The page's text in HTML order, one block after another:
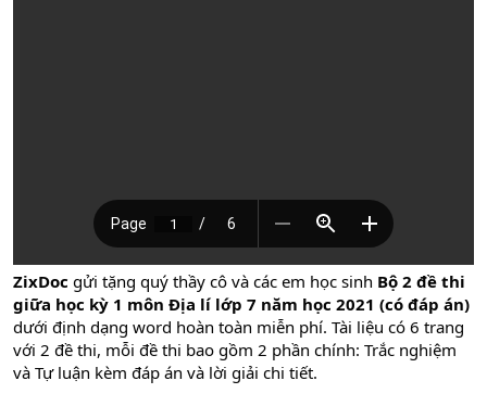
ZixDoc gửi tặng quý thầy cô và các em học sinh Bộ 2 đề thi
giữa học kỳ 1 môn Địa lí lớp 7 năm học 2021 (có đáp án)
dưới định dạng word hoàn toàn miễn phí. Tài liệu có 6 trang
với 2 đề thi, mỗi đề thi bao gồm 2 phần chính: Trắc nghiệm
và Tự luận kèm đáp án và lời giải chi tiết.